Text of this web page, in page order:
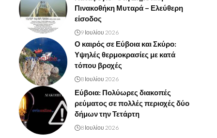
Πινακοθήκη Μυταρά – Ελεύθερη
είσοδος
9 Ιουλίου 2026
Ο καιρός σε Εύβοια και Σκύρο:
Υψηλές θερμοκρασίες με κατά
τόπου βροχές
8 Ιουλίου 2026
Εύβοια: Πολύωρες διακοπές
ρεύματος σε πολλές περιοχές δύο
δήμων την Τετάρτη
8 Ιουλίου 2026